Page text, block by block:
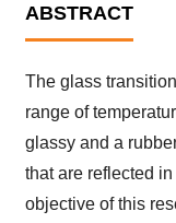
ABSTRACT
The glass
range of
glassy and a
that are reflected
objective of this